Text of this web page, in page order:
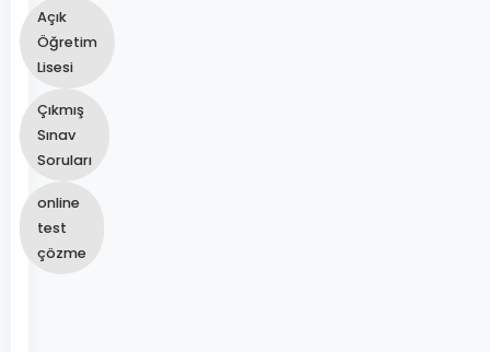
Açık
Öğretim
Lisesi
Çıkmış
Sınav
Soruları
online
test
çözme